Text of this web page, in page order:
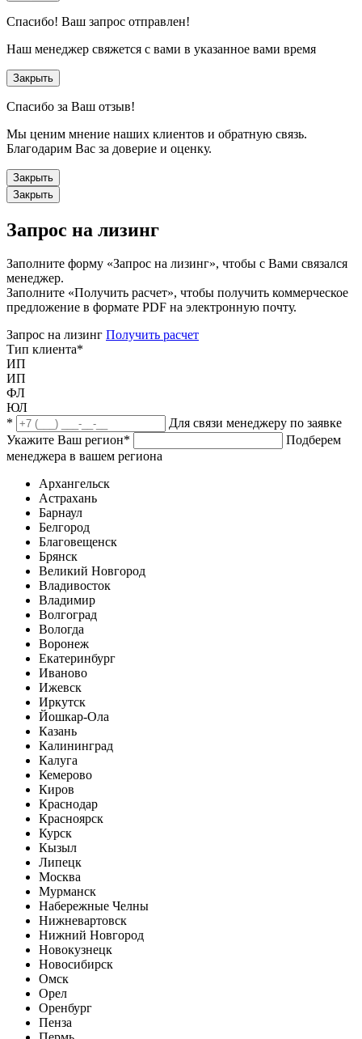
Спасибо! Ваш запрос отправлен!
Наш менеджер свяжется с вами в указанное вами время
Закрыть
Спасибо за Ваш отзыв!
Мы ценим мнение наших клиентов и обратную связь.
Благодарим Вас за доверие и оценку.
Закрыть
Закрыть
Запрос на лизинг
Заполните форму «Запрос на лизинг», чтобы с Вами связался
менеджер.
Заполните «Получить расчет», чтобы получить коммерческое
предложение в формате PDF на электронную почту.
Запрос на лизинг Получить расчет
Тип клиента*
ИП
ИП
ФЛ
ЮЛ
*
Для связи менеджеру по заявке
Укажите Ваш регион*
Подберем
менеджера в вашем региона
Архангельск
Астрахань
Барнаул
Белгород
Благовещенск
Брянск
Великий Новгород
Владивосток
Владимир
Волгоград
Вологда
Воронеж
Екатеринбург
Иваново
Ижевск
Иркутск
Йошкар-Ола
Казань
Калининград
Калуга
Кемерово
Киров
Краснодар
Красноярск
Курск
Кызыл
Липецк
Москва
Мурманск
Набережные Челны
Нижневартовск
Нижний Новгород
Новокузнецк
Новосибирск
Омск
Орел
Оренбург
Пенза